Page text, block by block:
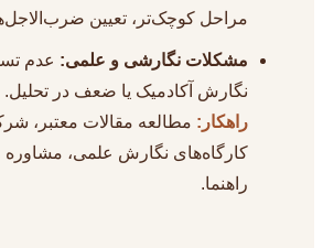
مراحل کوچک‌تر، تعیین
مشکلات نگارشی و علمی: عدم
نگارش آکادمیک یا ضعف در تحلیل.
راهکار: مطالعه مقالات معتبر،
کارگاه‌های نگارش علمی، مشاوره
راهنما.